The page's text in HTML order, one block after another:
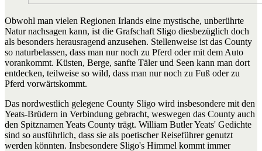
Obwohl man vielen Regionen Irlands eine mystische, unberührte
Natur nachsagen kann, ist die Grafschaft Sligo diesbezüglich doch
als besonders herausragend anzusehen. Stellenweise ist das County
so naturbelassen, dass man nur noch zu Pferd oder mit dem Auto
vorankommt. Küsten, Berge, sanfte Täler und Seen kann man dort
entdecken, teilweise so wild, dass man nur noch zu Fuß oder zu
Pferd vorwärtskommt.
Das nordwestlich gelegene County Sligo wird insbesondere mit den
Yeats-Brüdern in Verbindung gebracht, weswegen das County auch
den Spitznamen Yeats County trägt. William Butler Yeats' Gedichte
sind so ausführlich, dass sie als poetischer Reiseführer genutzt
werden könnten. Insbesondere Sligo's Himmel kommt immer